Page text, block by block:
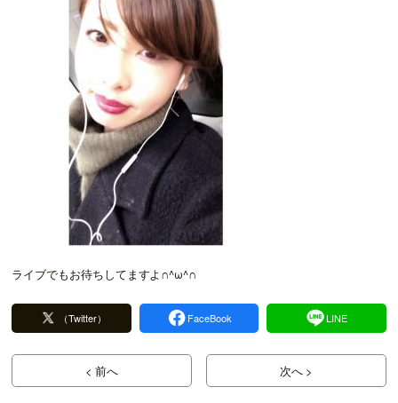
ライブでもお待ちしてますよ∩^ω^∩
（Twitter） FaceBook LINE
< 前へ 次へ >